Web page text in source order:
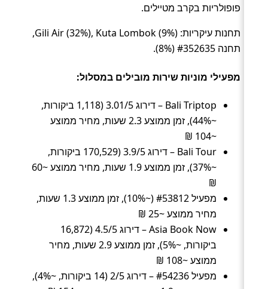
פופולריות בקרב מטיילים.
תחנות עיקריות: Gili Air (32%), Kuta Lombok (9%),
תחנה #352635 (8%).
מפעילי מוניות שירות מובילים במסלול:
Bali Triptop – דירוג 3.01/5 (1,118 ביקורות,
~44%), זמן ממוצע 2.3 שעות, מחיר ממוצע
~104 ₪
Bali Tour – דירוג 3.9/5 (170,529 ביקורות,
~37%), זמן ממוצע 1.9 שעות, מחיר ממוצע ~60
₪
מפעיל #53812 (~10%), זמן ממוצע 1.3 שעות,
מחיר ממוצע ~25 ₪
Asia Book Now – דירוג 4.5/5 (16,872
ביקורות, ~5%), זמן ממוצע 2.9 שעות, מחיר
ממוצע ~108 ₪
מפעיל #54236 – דירוג 2/5 (14 ביקורות, ~4%),